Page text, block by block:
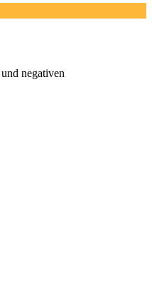
negativen